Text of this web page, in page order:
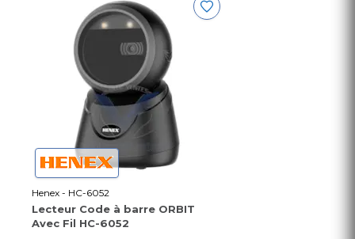
Henex - HC-6052
Lecteur Code à barre ORBIT
Avec Fil HC-6052